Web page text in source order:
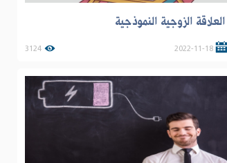
العلاقة الزوجية النموذجية
2022-11-18
3124